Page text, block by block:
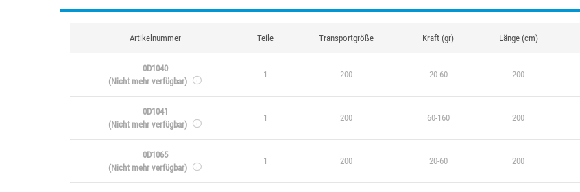
Artikelnummer Teile Transportgröße Kraft (gr) Länge (cm)
0D1040
(Nicht mehr verfügbar)
1 200 20-60 200
0D1041
(Nicht mehr verfügbar)
1 200 60-160 200
0D1065
(Nicht mehr verfügbar)
1 200 20-60 200